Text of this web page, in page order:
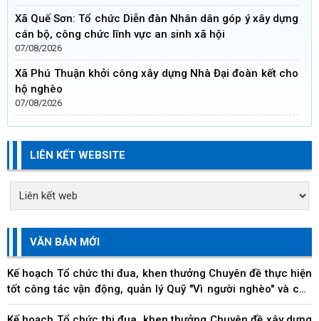
Xã Quế Sơn: Tổ chức Diễn đàn Nhân dân góp ý xây dựng
cán bộ, công chức lĩnh vực an sinh xã hội
07/08/2026
Xã Phú Thuận khởi công xây dựng Nhà Đại đoàn kết cho
hộ nghèo
07/08/2026
LIÊN KẾT WEBSITE
VĂN BẢN MỚI
Kế hoạch Tổ chức thi đua, khen thưởng Chuyên đề thực hiện
tốt công tác vận động, quản lý Quỹ "Vì người nghèo" và các
hoạt động an sinh xã hội trên địa...